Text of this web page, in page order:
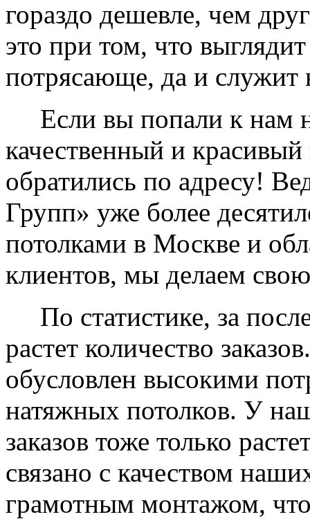
гораздо дешевле, чем
это при том, что
потрясающе, да и служит
Если вы попали к нам
качественный и
обратились по адресу!
Групп» уже более
потолками в Москве и
клиентов, мы делаем
По статистике, за
растет количество
обусловлен высокими
натяжных потолков. У
заказов тоже только
связано с качеством
грамотным монтажом,